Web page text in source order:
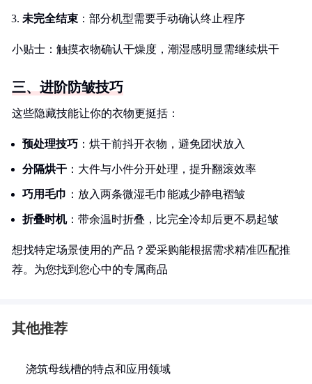
未完全结束 ：部分机型需要手动确认终止程序
小贴士：触摸衣物确认干燥度，潮湿感明显需继续烘干
三、进阶防皱技巧
这些隐藏技能让你的衣物更挺括：
预处理技巧 ：烘干前抖开衣物，避免团状放入
分隔烘干 ：大件与小件分开处理，提升翻滚效率
巧用毛巾 ：放入两条微湿毛巾能减少静电褶皱
折叠时机：带余温时折叠，比完全冷却后更不易起皱
想找特定场景使用的产品？爱采购能根据需求精准匹配推
荐。为您找到您心中的专属商品
其他推荐
浇筑母线槽的特点和应用领域